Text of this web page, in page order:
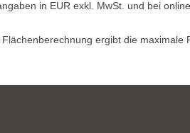
in EUR exkl. MwSt. und bei online
ergibt die maximale